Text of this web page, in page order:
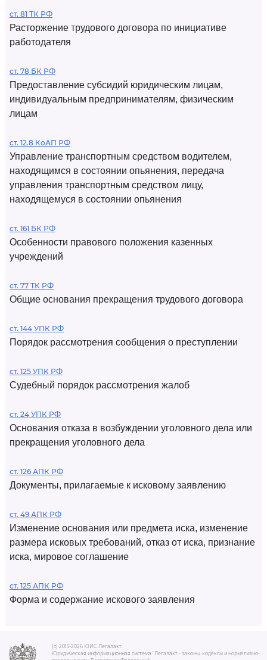
ст. 81 ТК РФ
Расторжение трудового договора по инициативе
работодателя
ст. 78 БК РФ
Предоставление субсидий юридическим лицам,
индивидуальным предпринимателям, физическим
лицам
ст. 12.8 КоАП РФ
Управление транспортным средством водителем,
находящимся в состоянии опьянения, передача
управления транспортным средством лицу,
находящемуся в состоянии опьянения
ст. 161 БК РФ
Особенности правового положения казенных
учреждений
ст. 77 ТК РФ
Общие основания прекращения трудового договора
ст. 144 УПК РФ
Порядок рассмотрения сообщения о преступлении
ст. 125 УПК РФ
Судебный порядок рассмотрения жалоб
ст. 24 УПК РФ
Основания отказа в возбуждении уголовного дела или
прекращения уголовного дела
ст. 126 АПК РФ
Документы, прилагаемые к исковому заявлению
ст. 49 АПК РФ
Изменение основания или предмета иска, изменение
размера исковых требований, отказ от иска, признание
иска, мировое соглашение
ст. 125 АПК РФ
Форма и содержание искового заявления
(c) 2015-2026 ЮИС Легалакт
Юридическая информационная система "Легалакт - законы, кодексы и нормативно-